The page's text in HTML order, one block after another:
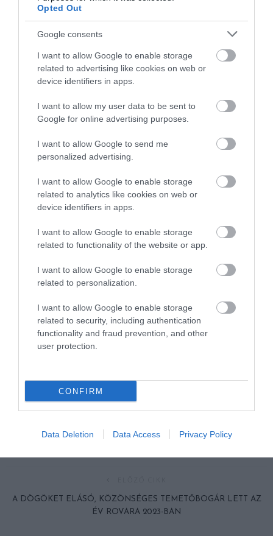
Opted Out
Google consents
I want to allow Google to enable storage
related to advertising like cookies on web or
device identifiers in apps.
I want to allow my user data to be sent to
Google for online advertising purposes.
I want to allow Google to send me
personalized advertising.
I want to allow Google to enable storage
related to analytics like cookies on web or
device identifiers in apps.
I want to allow Google to enable storage
related to functionality of the website or app.
I want to allow Google to enable storage
related to personalization.
I want to allow Google to enable storage
related to security, including authentication
functionality and fraud prevention, and other
user protection.
CONFIRM
Data Deletion Data Access Privacy Policy
A DÖGÖKET ELÁSÓ, KÖZÖNSÉGES TEMETŐBOGÁR LETT AZ
ÉV ROVARA 2023-BAN